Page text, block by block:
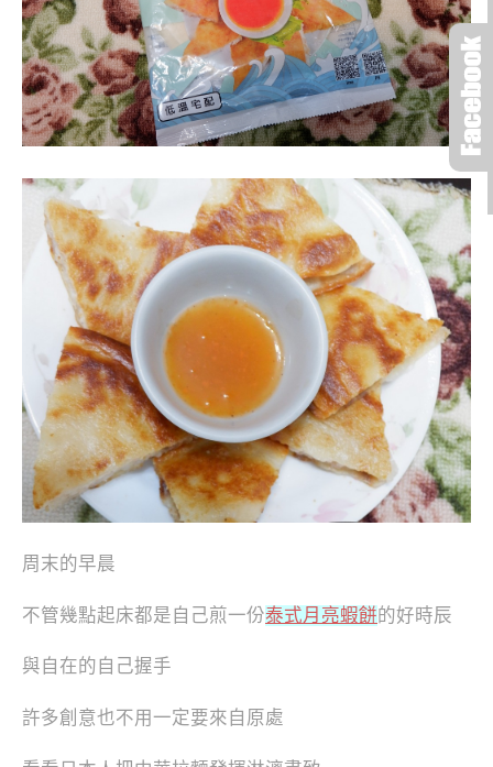
周末的早晨
不管幾點起床都是自己煎一份泰式月亮蝦餅的好時辰
與自在的自己握手
許多創意也不用一定要來自原處